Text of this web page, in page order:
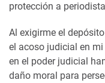
protección a
Al exigirme el
el acoso judicial en
en el poder judicial
daño moral para